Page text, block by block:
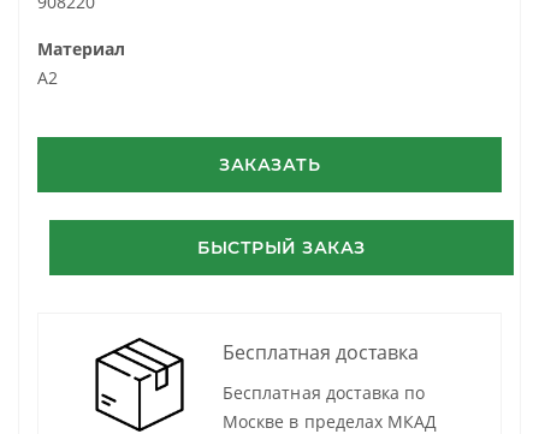
Материал
A2
ЗАКАЗАТЬ
БЫСТРЫЙ ЗАКАЗ
Бесплатная доставка
Бесплатная доставка по
Москве в пределах МКАД